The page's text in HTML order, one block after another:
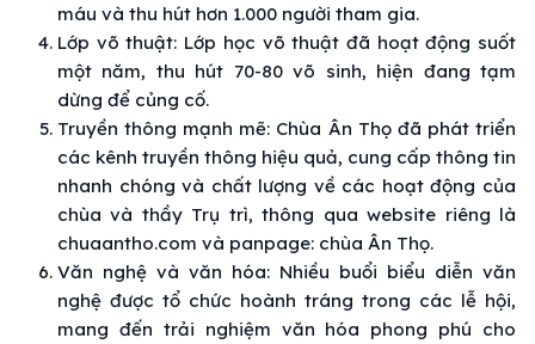
máu và thu hút hơn 1.000 người tham gia.
Lớp võ thuật: Lớp học võ thuật đã hoạt động suốt
một năm, thu hút 70-80 võ sinh, hiện đang tạm
dừng để củng cố.
Truyền thông mạnh mẽ: Chùa Ân Thọ đã phát triển
các kênh truyền thông hiệu quả, cung cấp thông tin
nhanh chóng và chất lượng về các hoạt động của
chùa và thầy Trụ trì, thông qua website riêng là
chuaantho.com và panpage: chùa Ân Thọ.
Văn nghệ và văn hóa: Nhiều buổi biểu diễn văn
nghệ được tổ chức hoành tráng trong các lễ hội,
mang đến trải nghiệm văn hóa phong phú cho